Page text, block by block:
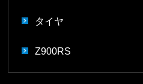
タイヤ
Z900RS